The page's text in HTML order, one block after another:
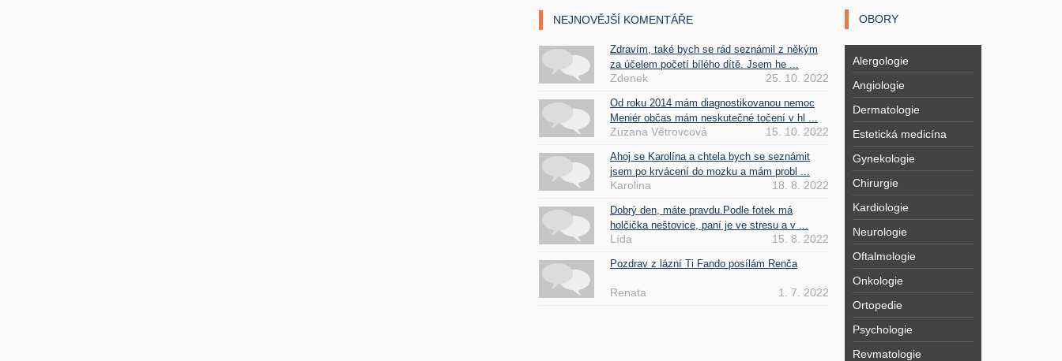
NEJNOVĚJŠÍ KOMENTÁŘE
Zdravím, také bych se rád seznámil z někým
za účelem početí bílého dítě. Jsem he ...
Zdenek 25. 10. 2022
Od roku 2014 mám diagnostikovanou nemoc
Meniér občas mám neskutečné točení v hl ...
Zuzana Větrovcová 15. 10. 2022
Ahoj se Karolína a chtela bych se seznámit
jsem po krvácení do mozku a mám probl ...
Karolina 18. 8. 2022
Dobrý den, máte pravdu.Podle fotek má
holčička neštovice, paní je ve stresu a v ...
Lída 15. 8. 2022
Pozdrav z lázní Ti Fando posílám Renča
Renata 1. 7. 2022
OBORY
Alergologie
Angiologie
Dermatologie
Estetická medicína
Gynekologie
Chirurgie
Kardiologie
Neurologie
Oftalmologie
Onkologie
Ortopedie
Psychologie
Revmatologie